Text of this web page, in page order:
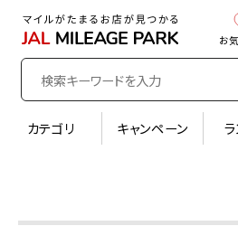
お
カテゴリ キャンペーン